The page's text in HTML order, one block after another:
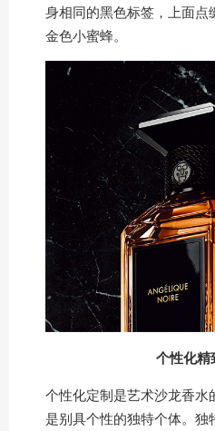
身相同的黑色标签，上面
金色小蜜蜂。
个性化精
个性化定制是艺术沙龙香
是别具个性的独特个体。独